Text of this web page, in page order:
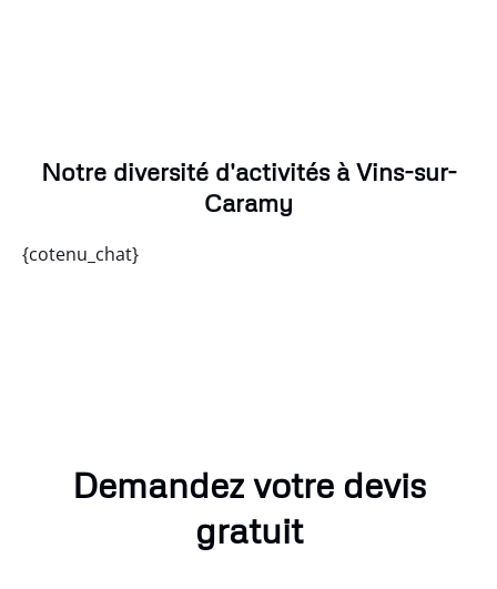
Notre diversité d'activités à Vins-sur-
Caramy
{cotenu_chat}
Demandez votre devis
gratuit